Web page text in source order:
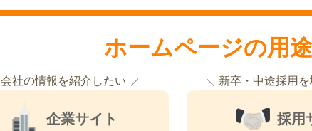
ホームページの用途
会社の情報を紹介したい
企業サイト
新卒・中途採用
採用